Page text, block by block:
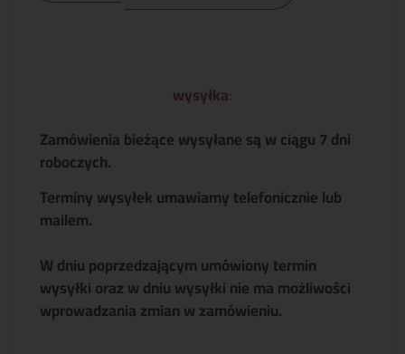
wysyłka:
Zamówienia bieżące wysyłane są w ciągu 7 dni
roboczych.
Terminy wysyłek umawiamy telefonicznie lub
mailem.
W dniu poprzedzającym umówiony termin
wysyłki oraz w dniu wysyłki nie ma możliwości
wprowadzania zmian w zamówieniu.